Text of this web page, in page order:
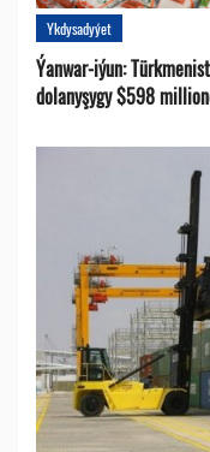
Ykdysadyýet
Ýanwar-iýun:
dolanyşygy $598